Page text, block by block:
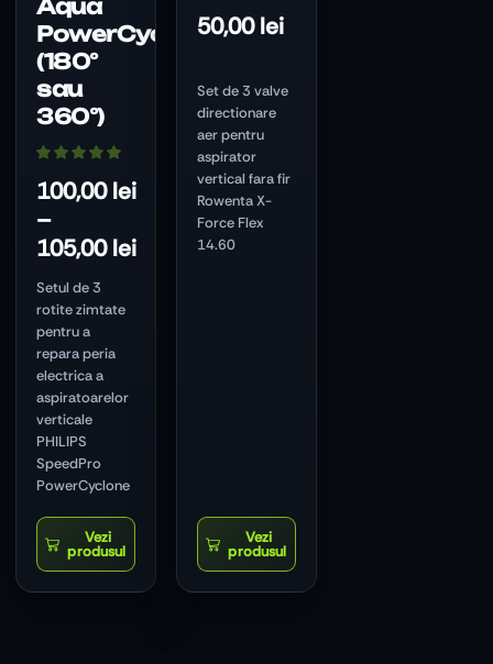
Aqua
PowerCyclone
(180°
sau
360°)
100,00lei
–
105,00lei
Setul de 3
rotite zimtate
pentru a
repara peria
electrica a
aspiratoarelor
verticale
PHILIPS
SpeedPro
PowerCyclone
50,00lei
Set de 3 valve
directionare
aer pentru
aspirator
vertical fara fir
Rowenta X-
Force Flex
14.60